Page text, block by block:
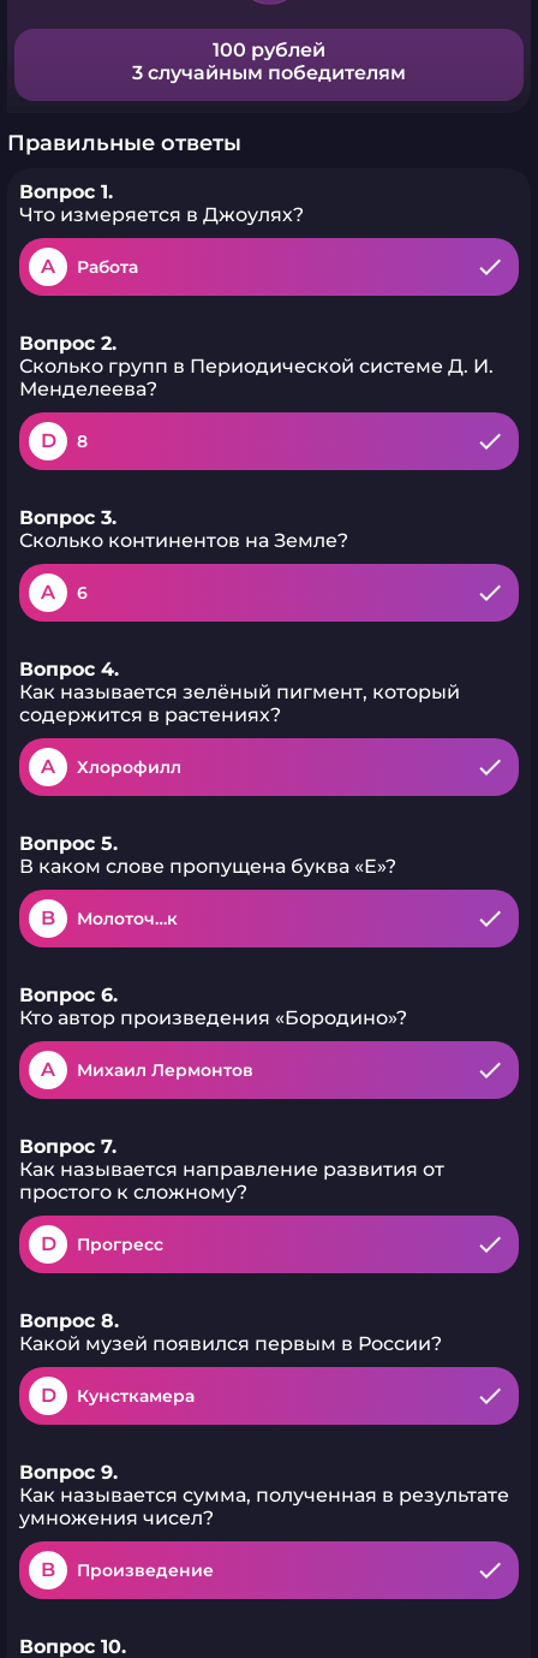
100 рублей
3 случайным победителям
Правильные ответы
Вопрос 1.
Что измеряется в Джоулях?
A Работа
Вопрос 2.
Сколько групп в Периодической системе Д. И.
Менделеева?
D 8
Вопрос 3.
Сколько континентов на Земле?
A 6
Вопрос 4.
Как называется зелёный пигмент, который
содержится в растениях?
A Хлорофилл
Вопрос 5.
В каком слове пропущена буква «Е»?
B Молоточ…к
Вопрос 6.
Кто автор произведения «Бородино»?
A Михаил Лермонтов
Вопрос 7.
Как называется направление развития от
простого к сложному?
D Прогресс
Вопрос 8.
Какой музей появился первым в России?
D Кунсткамера
Вопрос 9.
Как называется сумма, полученная в результате
умножения чисел?
B Произведение
Вопрос 10.